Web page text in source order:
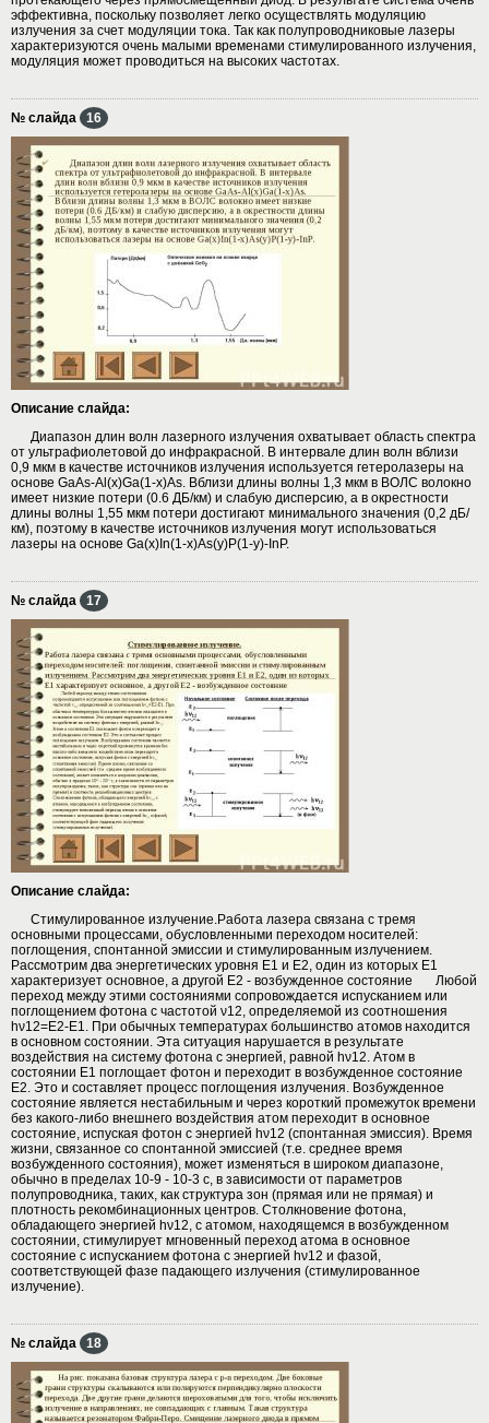
эффективна, поскольку позволяет легко осуществлять модуляцию
излучения за счет модуляции тока. Так как полупроводниковые лазеры
характеризуются очень малыми временами стимулированного излучения,
модуляция может проводиться на высоких частотах.
№ слайда 16
Описание слайда:
Диапазон длин волн лазерного излучения охватывает область спектра
от ультрафиолетовой до инфракрасной. В интервале длин волн вблизи
0,9 мкм в качестве источников излучения используется гетеролазеры на
основе GaAs-Al(x)Ga(1-x)As. Вблизи длины волны 1,3 мкм в ВОЛС волокно
имеет низкие потери (0.6 ДБ/км) и слабую дисперсию, а в окрестности
длины волны 1,55 мкм потери достигают минимального значения (0,2 дБ/
км), поэтому в качестве источников излучения могут использоваться
лазеры на основе Ga(x)In(1-x)As(y)P(1-y)-InP.
№ слайда 17
Описание слайда:
Стимулированное излучение.Работа лазера связана с тремя
основными процессами, обусловленными переходом носителей:
поглощения, спонтанной эмиссии и стимулированным излучением.
Рассмотрим два энергетических уровня E1 и Е2, один из которых Е1
характеризует основное, а другой Е2 - возбужденное состояние Любой
переход между этими состояниями сопровождается испусканием или
поглощением фотона с частотой ν12, определяемой из соотношения
hν12=E2-E1. При обычных температурах большинство атомов находится
в основном состоянии. Эта ситуация нарушается в результате
воздействия на систему фотона с энергией, равной hν12. Атом в
состоянии E1 поглощает фотон и переходит в возбужденное состояние
Е2. Это и составляет процесс поглощения излучения. Возбужденное
состояние является нестабильным и через короткий промежуток времени
без какого-либо внешнего воздействия атом переходит в основное
состояние, испуская фотон с энергией hν12 (спонтанная эмиссия). Время
жизни, связанное со спонтанной эмиссией (т.е. среднее время
возбужденного состояния), может изменяться в широком диапазоне,
обычно в пределах 10-9 - 10-3 с, в зависимости от параметров
полупроводника, таких, как структура зон (прямая или не прямая) и
плотность рекомбинационных центров. Столкновение фотона,
обладающего энергией hν12, с атомом, находящемся в возбужденном
состоянии, стимулирует мгновенный переход атома в основное
состояние с испусканием фотона с энергией hν12 и фазой,
соответствующей фазе падающего излучения (стимулированное
излучение).
№ слайда 18